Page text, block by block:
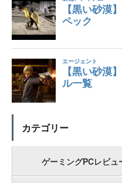
カテゴリー
ゲーミングPCレビュ